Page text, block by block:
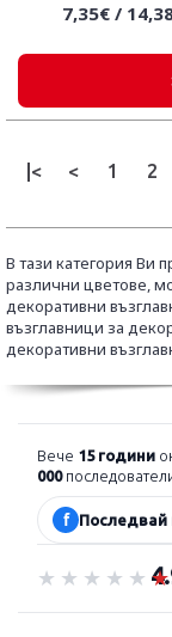
7,35€ /
|< < 1 2
В тази категория Ви
различни цветове,
декоративни
възглавници за
декоративни
Вече 15 години
000
f Последвай